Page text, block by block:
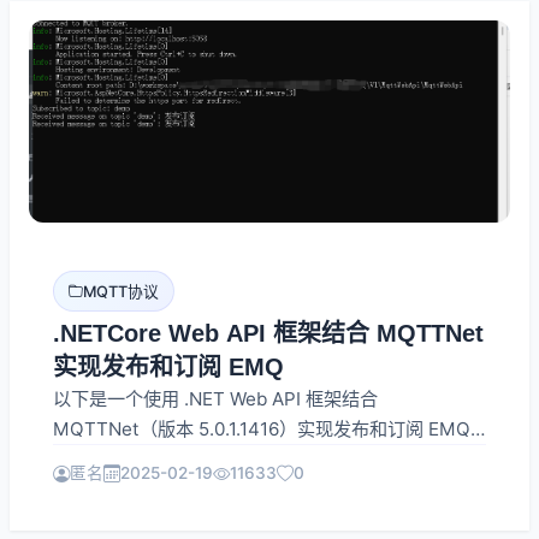
MQTT协议
.NETCore Web API 框架结合 MQTTNet
实现发布和订阅 EMQ
以下是一个使用 .NET Web API 框架结合
MQTTNet（版本 5.0.1.1416）实现发布和订阅 EMQ
的程序示例。我们将创建一个名为 MqttWebApi 的
.NET Web API 项目，该项目允许通过接口进行
匿名 2025-02-19 11633 0